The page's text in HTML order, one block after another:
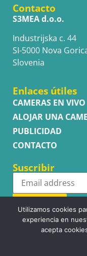
Contacto
S3MEA d.o.o.
Industrijska c. 44
SI-5000 Nova
Slovenia
Enlaces útiles
CAMERAS EN VIVO
ALOJAR UNA
PUBLICIDAD
CONTACTO
Suscribir
Subscribe
Copyright ©
Utilizamos cookies
experiencia en
acepta